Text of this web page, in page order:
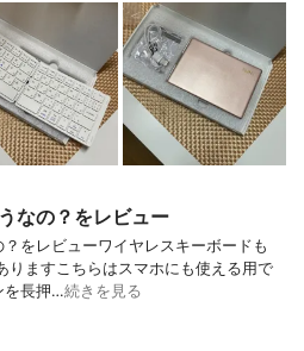
なの？をレビュー
をレビューワイヤレスキーボードも
りますこちらはスマホにも使える用で
を長押…続きを見る